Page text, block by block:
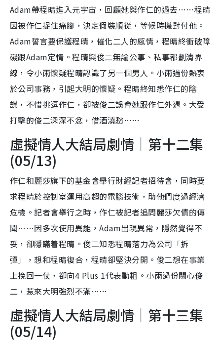
Adam帶程晴進入元宇宙，回顧她與作仁的過去……程晴
因被作仁捉住痛腳，決定假裝順從，等候時機對付他。
Adam誓言要保護程晴，催化二人的感情，程晴終衝破障
礙跟Adam定情。程晴與俊二無論公事、私事都劃清界
線，令小雨懷疑程晴認識了另一個男人。小雨過份熱衷
於公司事務，引起大明的懷疑。程晴終知悉作仁的陰
謀，不惜挑逗作仁，卻被俊二誤會她跟作仁外遇。大受
打擊的俊二深深不忿，借酒澆愁……
虛擬情人大結局劇情｜第十二集
(05/13)
作仁和麗莎旗下的基金會舉行財經記者招待會，同時要
求程晴於控制室運用高超的電腦技術，助他們度過經濟
危機。記者會舉行之時，作仁被記者追問麗莎欠債的傳
聞……因多次使用異能，Adam出現異常，隱然覺得不
妥，卻隱瞞着程晴。俊二知悉程晴落力為公司「拆
彈」，想和程晴復合，程晴卻堅決分開。俊二想在事業
上挽回一仗，卻向4 Plus 1代表動粗。小雨過份關心俊
二，惹來大明強烈不滿……
虛擬情人大結局劇情｜第十三集
(05/14)